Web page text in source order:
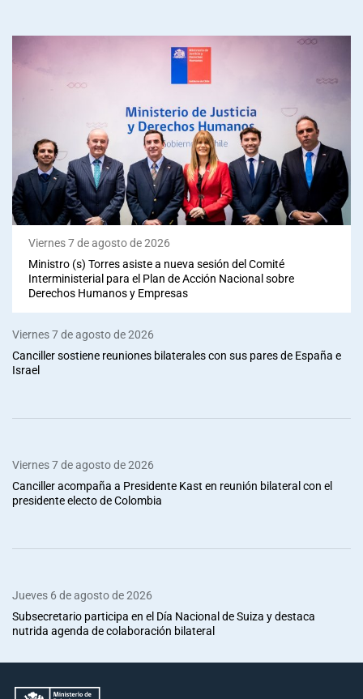
Viernes 7 de agosto de 2026
Ministro (s) Torres asiste a nueva sesión del Comité
Interministerial para el Plan de Acción Nacional sobre
Derechos Humanos y Empresas
Viernes 7 de agosto de 2026
Canciller sostiene reuniones bilaterales con sus pares de España e
Israel
Viernes 7 de agosto de 2026
Canciller acompaña a Presidente Kast en reunión bilateral con el
presidente electo de Colombia
Jueves 6 de agosto de 2026
Subsecretario participa en el Día Nacional de Suiza y destaca
nutrida agenda de colaboración bilateral